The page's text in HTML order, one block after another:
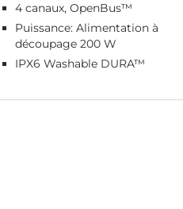
4 canaux, OpenBus™
Puissance: Alimentation à
découpage 200 W
IPX6 Washable DURA™